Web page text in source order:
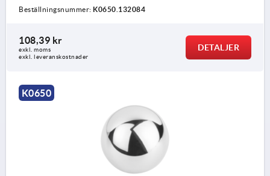
Beställningsnummer: K0650.132084
108,39 kr
exkl. moms
exkl. leveranskostnader
DETALJER
K0650